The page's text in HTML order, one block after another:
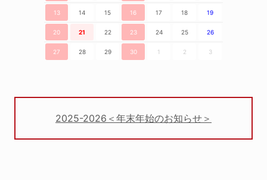
13 14 15 16 17 18 19
20 21 22 23 24 25 26
27 28 29 30 1 2 3
2025-2026＜年末年始のお知らせ＞